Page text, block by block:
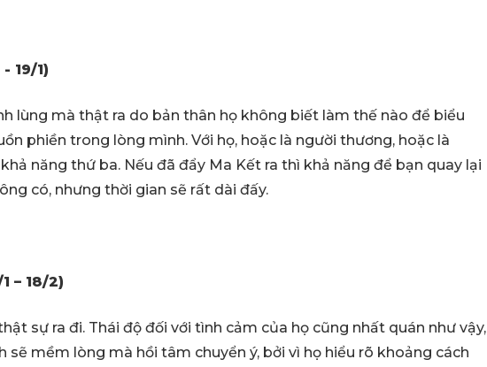
19/1)
lùng mà thật ra do bản thân họ không biết làm thế nào để biểu
phiền trong lòng mình. Với họ, hoặc là người thương, hoặc là
năng thứ ba. Nếu đã đẩy Ma Kết ra thì khả năng để bạn quay lại
có, nhưng thời gian sẽ rất dài đấy.
– 18/2)
sự ra đi. Thái độ đối với tình cảm của họ cũng nhất quán như vậy,
sẽ mềm lòng mà hồi tâm chuyển ý, bởi vì họ hiểu rõ khoảng cách